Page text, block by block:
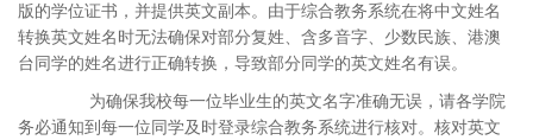
版的学位证书，并提供英文副本。由于综合教务系统在将中文姓名
转换英文姓名时无法确保对部分复姓、含多音字、少数民族、港澳
台同学的姓名进行正确转换，导致部分同学的英文姓名有误。
为确保我校每一位毕业生的英文名字准确无误，请各学院
务必通知到每一位同学及时登录综合教务系统进行核对。核对英文